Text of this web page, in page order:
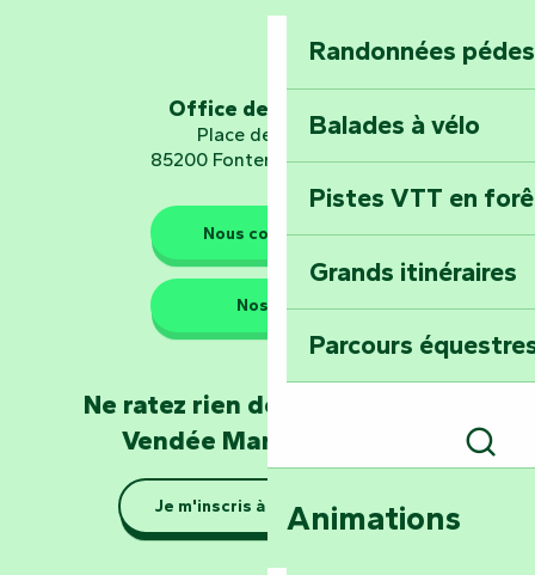
Explorez
d’orientation «
Les gardiens de la nature
Se la couler
barque dans le
Randonnées
Balades à vélo
Pistes VTT en
Grands itinéraires
Parcours
Animations
Office de tourisme
Place de Verdun
85200 Fontenay-le-Comte
Nous contacter
Nos QG
Ne ratez rien de l'actualité en
Vendée Marais Poitevin
Je m'inscris à la newsletter